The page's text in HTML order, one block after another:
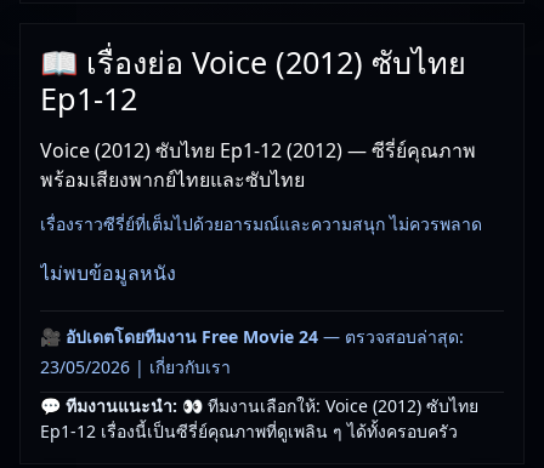
📖 เรื่องย่อ Voice (2012) ซับไทย
Ep1-12
Voice (2012) ซับไทย Ep1-12 (2012) — ซีรี่ย์คุณภาพ
พร้อมเสียงพากย์ไทยและซับไทย
เรื่องราวซีรี่ย์ที่เต็มไปด้วยอารมณ์และความสนุก ไม่ควรพลาด
ไม่พบข้อมูลหนัง
🎥 อัปเดตโดยทีมงาน Free Movie 24 — ตรวจสอบล่าสุด:
23/05/2026 | เกี่ยวกับเรา
💬 ทีมงานแนะนำ: 👀 ทีมงานเลือกให้: Voice (2012) ซับไทย
Ep1-12 เรื่องนี้เป็นซีรี่ย์คุณภาพที่ดูเพลิน ๆ ได้ทั้งครอบครัว